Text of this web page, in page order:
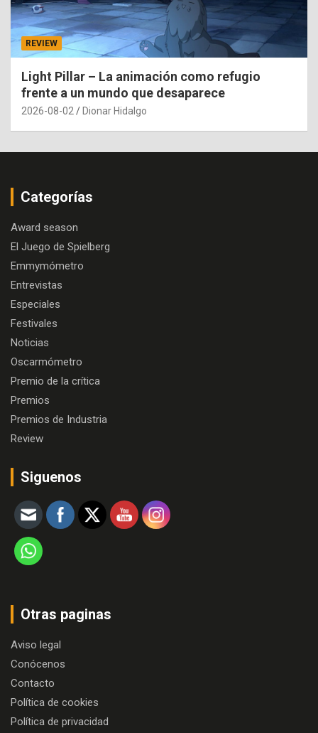
REVIEW
Light Pillar – La animación como refugio
frente a un mundo que desaparece
2026-08-02 Dionar Hidalgo
Categorías
Award season
El Juego de Spielberg
Emmymómetro
Entrevistas
Especiales
Festivales
Noticias
Oscarmómetro
Premio de la crítica
Premios
Premios de Industria
Review
Siguenos
Otras paginas
Aviso legal
Conócenos
Contacto
Política de cookies
Política de privacidad